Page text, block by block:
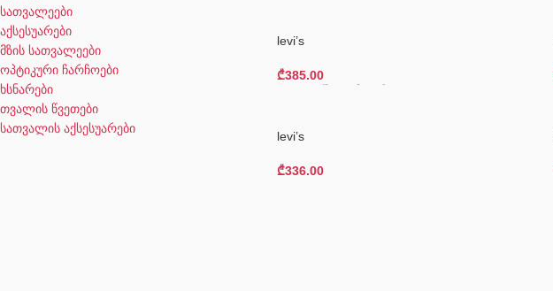
სათვალეები
აქსესუარები
მზის სათვალეები
ოპტიკური ჩარჩოები
ხსნარები
თვალის წვეთები
სათვალის აქსესუარები
levi’s
₾385.00
levi’s
₾336.00